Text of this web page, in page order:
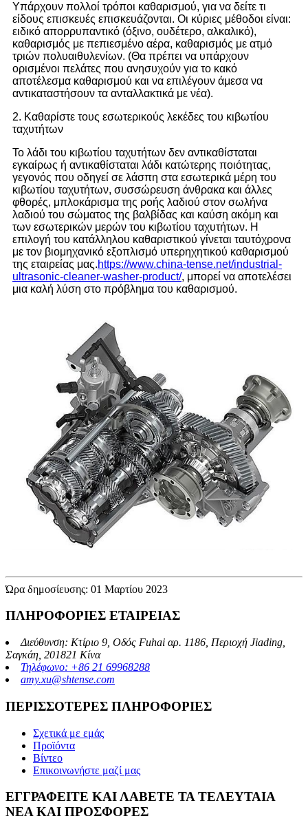
Υπάρχουν πολλοί τρόποι καθαρισμού, για να δείτε τι
είδους επισκευές επισκευάζονται. Οι κύριες μέθοδοι είναι:
ειδικό απορρυπαντικό (όξινο, ουδέτερο, αλκαλικό),
καθαρισμός με πεπιεσμένο αέρα, καθαρισμός με ατμό
τριών πολυαιθυλενίων. (Θα πρέπει να υπάρχουν
ορισμένοι πελάτες που ανησυχούν για το κακό
αποτέλεσμα καθαρισμού και να επιλέγουν άμεσα να
αντικαταστήσουν τα ανταλλακτικά με νέα).
2. Καθαρίστε τους εσωτερικούς λεκέδες του κιβωτίου
ταχυτήτων
Το λάδι του κιβωτίου ταχυτήτων δεν αντικαθίσταται
εγκαίρως ή αντικαθίσταται λάδι κατώτερης ποιότητας,
γεγονός που οδηγεί σε λάσπη στα εσωτερικά μέρη του
κιβωτίου ταχυτήτων, συσσώρευση άνθρακα και άλλες
φθορές, μπλοκάρισμα της ροής λαδιού στον σωλήνα
λαδιού του σώματος της βαλβίδας και καύση ακόμη και
των εσωτερικών μερών του κιβωτίου ταχυτήτων. Η
επιλογή του κατάλληλου καθαριστικού γίνεται ταυτόχρονα
με τον βιομηχανικό εξοπλισμό υπερηχητικού καθαρισμού
της εταιρείας μας.https://www.china-tense.net/industrial-
ultrasonic-cleaner-washer-product/, μπορεί να αποτελέσει
μια καλή λύση στο πρόβλημα του καθαρισμού.
Ώρα δημοσίευσης: 01 Μαρτίου 2023
ΠΛΗΡΟΦΟΡΙΕΣ ΕΤΑΙΡΕΙΑΣ
Διεύθυνση: Κτίριο 9, Οδός Fuhai αρ. 1186, Περιοχή Jiading,
Σαγκάη, 201821 Κίνα
Τηλέφωνο: +86 21 69968288
amy.xu@shtense.com
ΠΕΡΙΣΣΟΤΕΡΕΣ ΠΛΗΡΟΦΟΡΙΕΣ
Σχετικά με εμάς
Προϊόντα
Βίντεο
Επικοινωνήστε μαζί μας
ΕΓΓΡΑΦΕΙΤΕ ΚΑΙ ΛΑΒΕΤΕ ΤΑ ΤΕΛΕΥΤΑΙΑ
ΝΕΑ ΚΑΙ ΠΡΟΣΦΟΡΕΣ